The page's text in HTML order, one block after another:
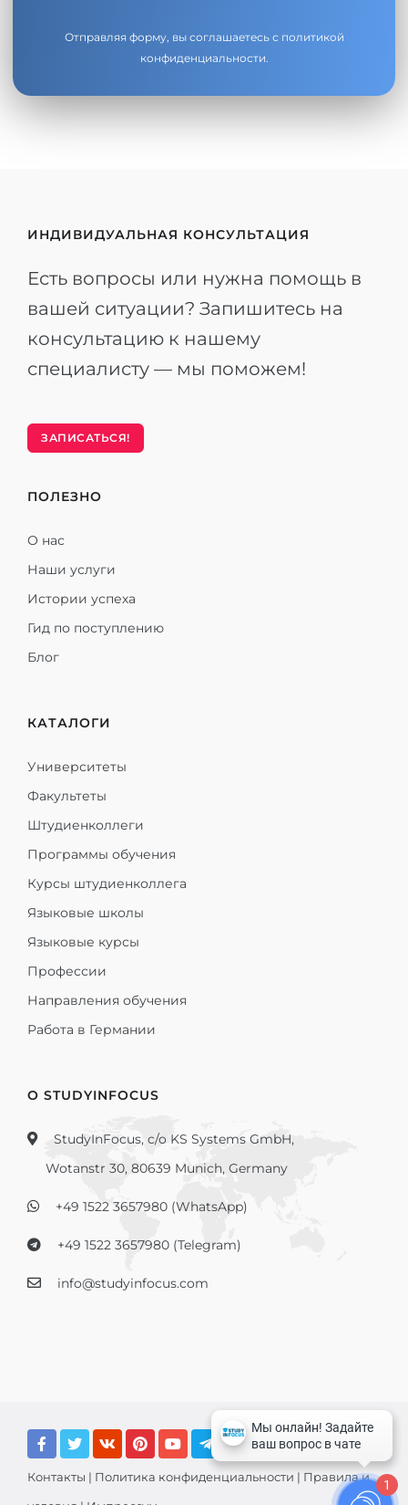
Отправляя форму, вы соглашаетесь с политикой
конфиденциальности.
ИНДИВИДУАЛЬНАЯ КОНСУЛЬТАЦИЯ
Есть вопросы или нужна помощь в
вашей ситуации? Запишитесь на
консультацию к нашему
специалисту — мы поможем!
ЗАПИСАТЬСЯ!
ПОЛЕЗНО
О нас
Наши услуги
Истории успеха
Гид по поступлению
Блог
КАТАЛОГИ
Университеты
Факультеты
Штудиенколлеги
Программы обучения
Курсы штудиенколлега
Языковые школы
Языковые курсы
Профессии
Направления обучения
Работа в Германии
О STUDYINFOCUS
StudyInFocus, c/o KS Systems GmbH,
Wotanstr 30, 80639 Munich, Germany
+49 1522 3657980 (WhatsApp)
+49 1522 3657980 (Telegram)
info@studyinfocus.com
Контакты | Политика конфиденциальности | Правила и
1